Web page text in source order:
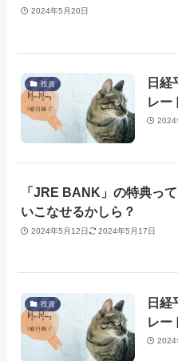
2024年5月20日
投資
日経
レー
2024
「JRE BANK」の特典っ
いこなせるかしら？
2024年5月12日 2024年5月17日
投資
日経
レー
2024